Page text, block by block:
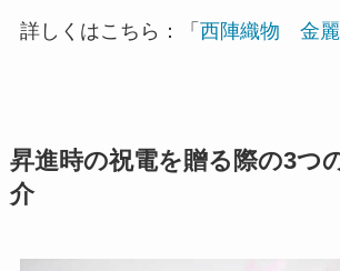
詳しくはこちら：「 西陣織物 金
昇進時の祝電を贈る際の3つ
介